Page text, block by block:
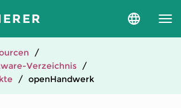
Sprache
Verzeichnis
openHandwerk